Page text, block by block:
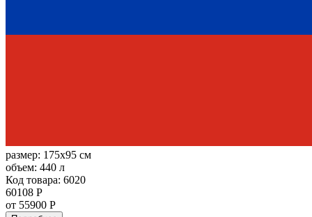
размер: 175x95 см
объем: 440 л
Код товара: 6020
60108 Р
от 55900 Р